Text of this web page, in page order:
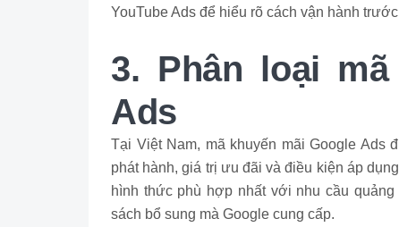
YouTube Ads để hiểu rõ cách vận hành
3. Phân loại
Ads
Tại Việt Nam, mã khuyến mãi Google Ads
phát hành, giá trị ưu đãi và điều kiện áp
hình thức phù hợp nhất với nhu cầu
sách bổ sung mà Google cung cấp.